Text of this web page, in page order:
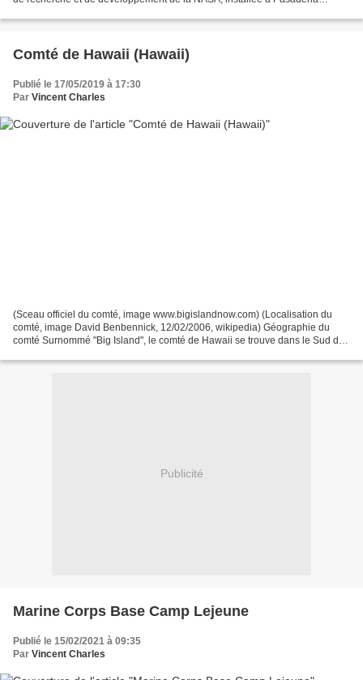
Comté de Hawaii (Hawaii)
Publié le 17/05/2019 à 17:30
Par Vincent Charles
(Sceau officiel du comté, image www.bigislandnow.com) (Localisation du
comté, image David Benbennick, 12/02/2006, wikipedia) Géographie du
comté Surnommé "Big Island", le comté de Hawaii se trouve dans le Sud de
Publicité
Marine Corps Base Camp Lejeune
Publié le 15/02/2021 à 09:35
Par Vincent Charles